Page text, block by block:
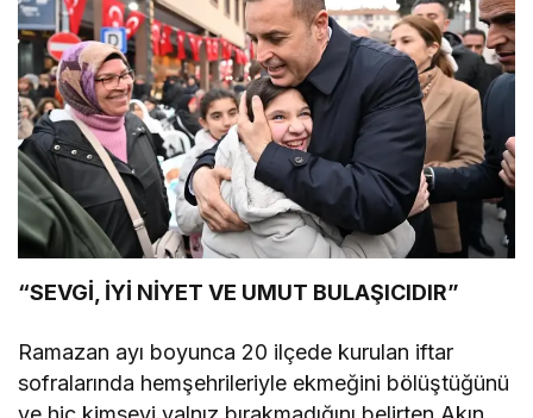
“SEVGİ, İYİ NİYET VE UMUT BULAŞICIDIR”
Ramazan ayı boyunca 20 ilçede kurulan iftar
sofralarında hemşehrileriyle ekmeğini bölüştüğünü